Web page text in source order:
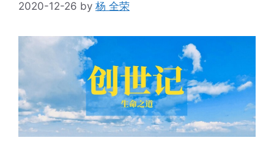
2020-12-26 by 杨 全荣